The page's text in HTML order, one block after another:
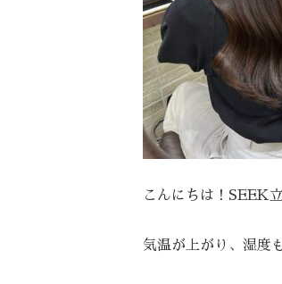
こんにちは！SEEK
気温が上がり、湿度